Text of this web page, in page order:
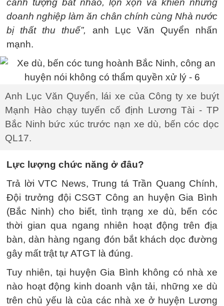
cảnh tượng bát nháo, lộn xộn và khiến những
doanh nghiệp làm ăn chân chính cùng Nhà nước
bị thất thu thuế”, anh Lục Văn Quyển nhấn
mạnh.
Anh Lục Văn Quyển, lái xe của Công ty xe buýt
Mạnh Hào chạy tuyến cố định Lương Tài - TP
Bắc Ninh bức xúc trước nạn xe dù, bến cóc dọc
QL17.
Lực lượng chức năng ở đâu?
Trả lời VTC News, Trung tá Trần Quang Chính,
Đội trưởng đội CSGT Công an huyện Gia Bình
(Bắc Ninh) cho biết, tình trạng xe dù, bến cóc
thời gian qua ngang nhiên hoạt động trên địa
bàn, dàn hàng ngang đón bắt khách dọc đường
gây mất trật tự ATGT là đúng.
Tuy nhiên, tại huyện Gia Bình không có nhà xe
nào hoạt động kinh doanh vận tải, những xe dù
trên chủ yếu là của các nhà xe ở huyện Lương